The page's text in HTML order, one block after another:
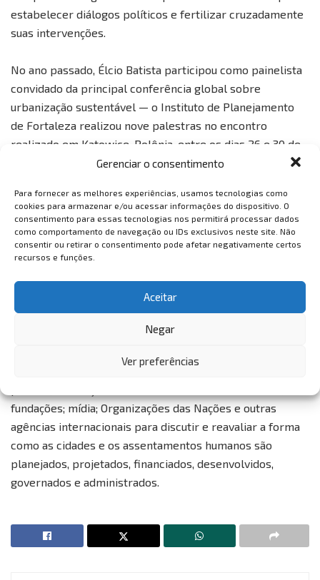
Gerenciar o consentimento
Para fornecer as melhores experiências, usamos tecnologias como
cookies para armazenar e/ou acessar informações do dispositivo. O
consentimento para essas tecnologias nos permitirá processar dados
como comportamento de navegação ou IDs exclusivos neste site. Não
consentir ou retirar o consentimento pode afetar negativamente certos
recursos e funções.
Aceitar
Negar
Ver preferências
estabelecer diálogos políticos e fertilizar cruzadamente
suas intervenções.
No ano passado, Élcio Batista participou como painelista
convidado da principal conferência global sobre
urbanização sustentável — o Instituto de Planejamento
de Fortaleza realizou nove palestras no encontro
realizado em Katowice, Polônia, entre os dias 26 e 30 de
junho de 2022. O tema central do evento foi “Transformar
Fórum Urbano Mundial
O Fórum Urbano Mundial (WUF), que acontece desde
2002, tem como propostas aumentar a conscientização,
promover o conhecimento e a cooperação sobre o
desenvolvimento urbano sustentável, bem como apoiar a
implementação da Nova Agenda Urbana, reunindo
governos nacionais, regionais e locais; organizações não-
profissionais; instituições e academias de pesquisa; setor
fundações; mídia; Organizações das Nações e outras
agências internacionais para discutir e reavaliar a forma
como as cidades e os assentamentos humanos são
planejados, projetados, financiados, desenvolvidos,
governados e administrados.